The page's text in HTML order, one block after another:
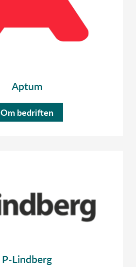
Aptum
Om bedriften
P-Lindberg